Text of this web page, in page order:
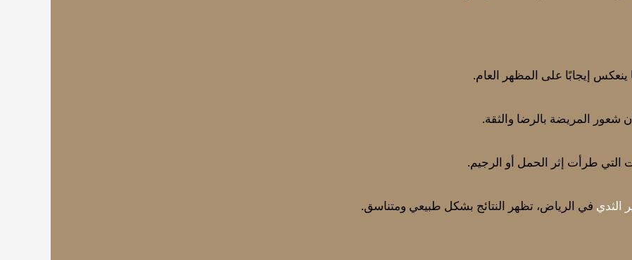
إيجابًا على المظهر العام.
شعور المريضة بالرضا والثقة.
التي طرأت إثر الحمل أو الرجيم.
الثدي في الرياض، تظهر النتائج بشكل طبيعي ومتناسق.